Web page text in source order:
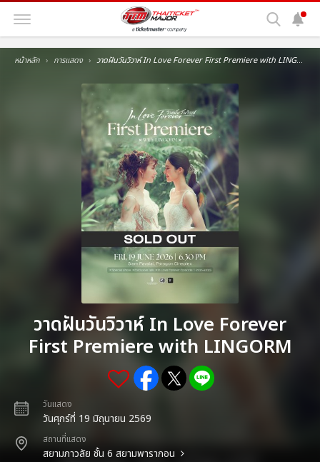
หน้าหลัก การแสดง วาดฝันวันวิวาห์ In Love Forever First Premiere with LINGORM
วาดฝันวันวิวาห์ In Love Forever
First Premiere with LINGORM
วันแสดง
วันศุกร์ที่ 19 มิถุนายน 2569
สถานที่แสดง
สยามภาวลัย ชั้น 6 สยามพารากอน